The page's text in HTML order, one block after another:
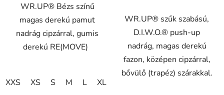
WR.UP® Bézs színű
magas derekú pamut
nadrág cipzárral, gumis
derekú RE(MOVE)
XXS XS S M L XL
WR.UP® szűk szabású,
D.I.W.O.® push-up
nadrág, magas derekú
fazon, középen cipzárral,
bővülő (trapéz) szárakkal.